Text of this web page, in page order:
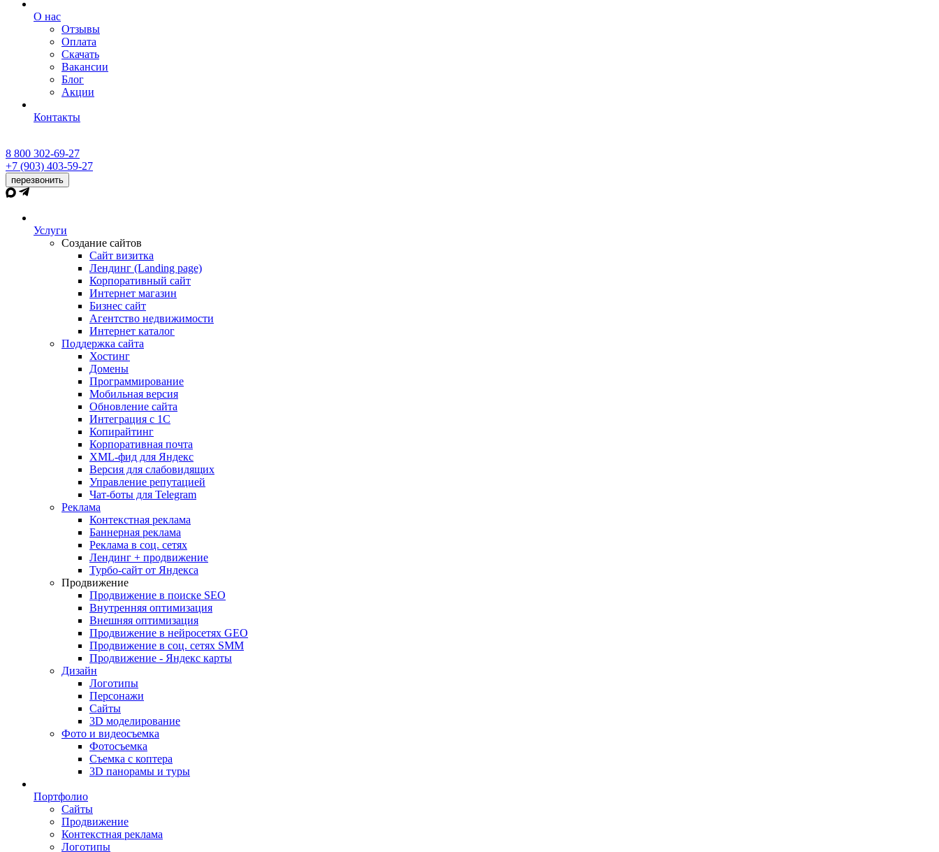
О нас
Отзывы
Оплата
Скачать
Вакансии
Блог
Акции
Контакты
8 800 302-69-27
+7 (903) 403-59-27
перезвонить
Услуги
Создание сайтов
Сайт визитка
Лендинг (Landing page)
Корпоративный сайт
Интернет магазин
Бизнес сайт
Агентство недвижимости
Интернет каталог
Поддержка сайта
Хостинг
Домены
Программирование
Мобильная версия
Обновление сайта
Интеграция с 1С
Копирайтинг
Корпоративная почта
XML-фид для Яндекс
Версия для слабовидящих
Управление репутацией
Чат-боты для Telegram
Реклама
Контекстная реклама
Баннерная реклама
Реклама в соц. сетях
Лендинг + продвижение
Турбо-сайт от Яндекса
Продвижение
Продвижение в поиске SEO
Внутренняя оптимизация
Внешняя оптимизация
Продвижение в нейросетях GEO
Продвижение в соц. сетях SMM
Продвижение - Яндекс карты
Дизайн
Логотипы
Персонажи
Сайты
3D моделирование
Фото и видеосъемка
Фотосъемка
Съемка с коптера
3D панорамы и туры
Портфолио
Сайты
Продвижение
Контекстная реклама
Логотипы